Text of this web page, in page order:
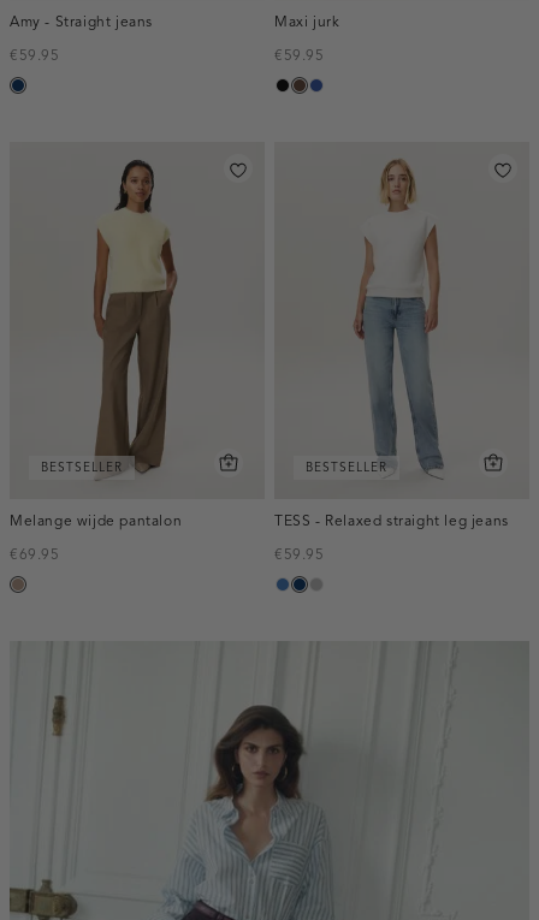
Amy - Straight jeans
€59.95
blauw,
Maxi jurk
€59.95
zwart
donkerbruin
kobaltblauw
BESTSELLER
Melange wijde pantalon
€69.95
taupe,
BESTSELLER
TESS - Relaxed straight leg jeans
€59.95
blauw,
middle
blauw,
dark
grijs,
middle